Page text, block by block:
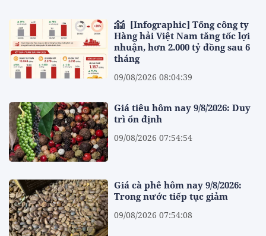
Hàng hải Việt Nam tăng tốc lợi
nhuận, hơn 2.000 tỷ đồng sau 6
tháng
09/08/2026 08:04:39
Giá tiêu hôm nay 9/8/2026: Duy
trì ổn định
09/08/2026 07:54:54
Giá cà phê hôm nay 9/8/2026:
Trong nước tiếp tục giảm
09/08/2026 07:54:08